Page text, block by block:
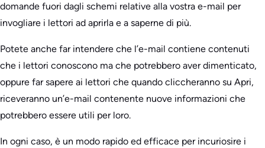
domande fuori dagli schemi relative alla vostra e-mail per
invogliare i lettori ad aprirla e a saperne di più.
Potete anche far intendere che l’e-mail contiene contenuti
che i lettori conoscono ma che potrebbero aver dimenticato,
oppure far sapere ai lettori che quando cliccheranno su Apri,
riceveranno un’e-mail contenente nuove informazioni che
potrebbero essere utili per loro.
In ogni caso, è un modo rapido ed efficace per incuriosire i